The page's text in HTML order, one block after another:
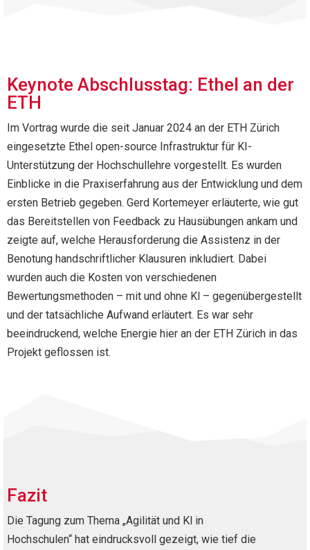
Keynote Abschlusstag: Ethel an der
ETH
Im Vortrag wurde die seit Januar 2024 an der ETH Zürich
eingesetzte Ethel open-source Infrastruktur für KI-
Unterstützung der Hochschullehre vorgestellt. Es wurden
Einblicke in die Praxiserfahrung aus der Entwicklung und dem
ersten Betrieb gegeben. Gerd Kortemeyer erläuterte, wie gut
das Bereitstellen von Feedback zu Hausübungen ankam und
zeigte auf, welche Herausforderung die Assistenz in der
Benotung handschriftlicher Klausuren inkludiert. Dabei
wurden auch die Kosten von verschiedenen
Bewertungsmethoden – mit und ohne Kl – gegenübergestellt
und der tatsächliche Aufwand erläutert. Es war sehr
beeindruckend, welche Energie hier an der ETH Zürich in das
Projekt geflossen ist.
Fazit
Die Tagung zum Thema „Agilität und Kl in
Hochschulen“ hat eindrucksvoll gezeigt, wie tief die